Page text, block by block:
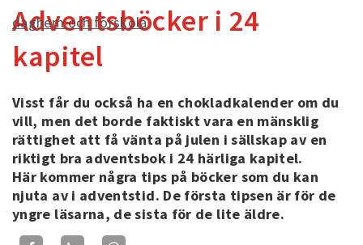
daghem och förskola
Adventsböcker i 24
kapitel
Visst får du också ha en chokladkalender om du
vill, men det borde faktiskt vara en mänsklig
rättighet att få vänta på julen i sällskap av en
riktigt bra adventsbok i 24 härliga kapitel.
Här kommer några tips på böcker som du kan
njuta av i adventstid. De första tipsen är för de
yngre läsarna, de sista för de lite äldre.